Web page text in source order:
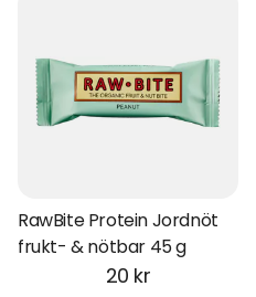
RawBite Protein Jordnöt
frukt- & nötbar 45 g
20 kr